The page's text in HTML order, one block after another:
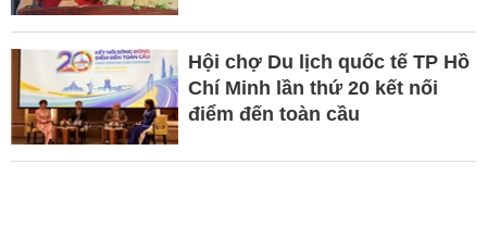
Hội chợ Du lịch quốc tế TP Hồ
Chí Minh lần thứ 20 kết nối
điểm đến toàn cầu